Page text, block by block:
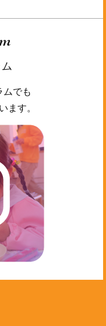
でも
ます。